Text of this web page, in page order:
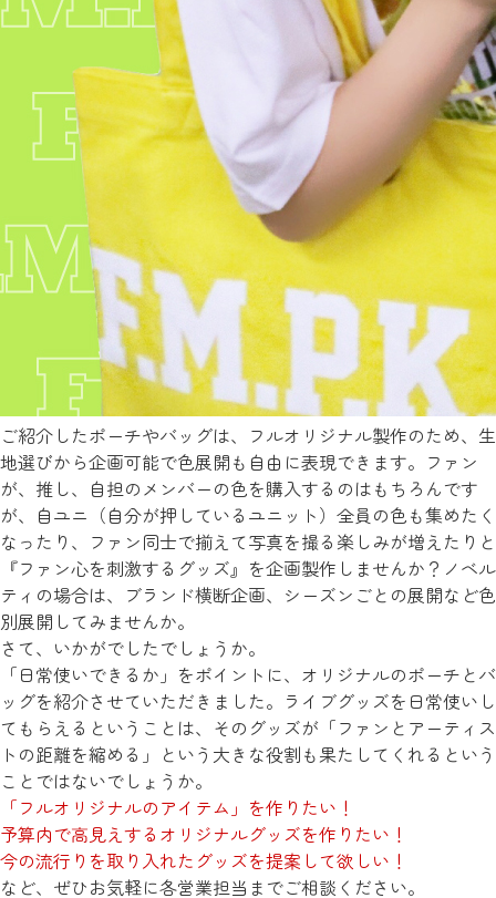
ご紹介したポーチやバッグは、フルオリジナル製作のため、生
地選びから企画可能で色展開も自由に表現できます。ファン
が、推し、自担のメンバーの色を購入するのはもちろんです
が、自ユニ（自分が押しているユニット）全員の色も集めたく
なったり、ファン同士で揃えて写真を撮る楽しみが増えたりと
『ファン心を刺激するグッズ』を企画製作しませんか？ノベル
ティの場合は、ブランド横断企画、シーズンごとの展開など色
別展開してみませんか。
さて、いかがでしたでしょうか。
「日常使いできるか」をポイントに、オリジナルのポーチとバ
ッグを紹介させていただきました。ライブグッズを日常使いし
てもらえるということは、そのグッズが「ファンとアーティス
トの距離を縮める」という大きな役割も果たしてくれるという
ことではないでしょうか。
「フルオリジナルのアイテム」を作りたい！
予算内で高見えするオリジナルグッズを作りたい！
今の流行りを取り入れたグッズを提案して欲しい！
など、ぜひお気軽に各営業担当までご相談ください。